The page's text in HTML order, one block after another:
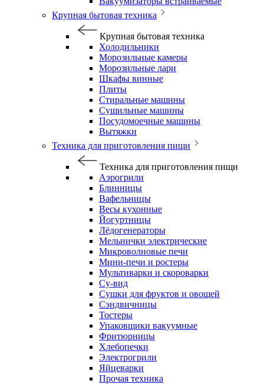
Крупная бытовая техника
Крупная бытовая техника
Холодильники
Морозильные камеры
Морозильные лари
Шкафы винные
Плиты
Стиральные машины
Сушильные машины
Посудомоечные машины
Вытяжки
Техника для приготовления пищи
Техника для приготовления пищи
Аэрогрили
Блинницы
Вафельницы
Весы кухонные
Йогуртницы
Лёдогенераторы
Мельнички электрические
Микроволновые печи
Мини-печи и ростеры
Мультиварки и скороварки
Су-вид
Сушки для фруктов и овощей
Сэндвичницы
Тостеры
Упаковщики вакуумные
Фритюрницы
Хлебопечки
Электрогрили
Яйцеварки
Прочая техника